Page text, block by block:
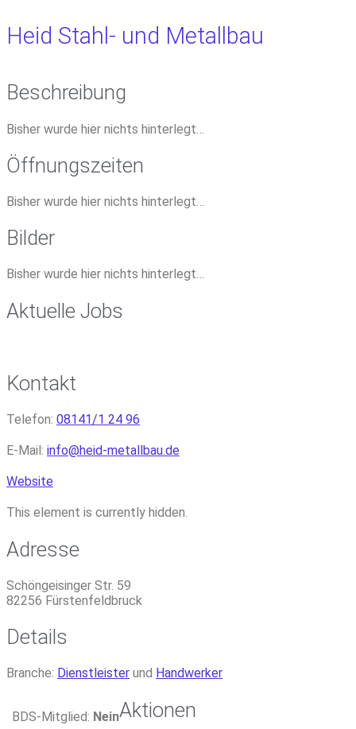
Heid Stahl- und Metallbau
Beschreibung
Bisher wurde hier nichts hinterlegt…
Öffnungszeiten
Bisher wurde hier nichts hinterlegt…
Bilder
Bisher wurde hier nichts hinterlegt…
Aktuelle Jobs
Kontakt
Telefon: 08141/1 24 96
E-Mail: info@heid-metallbau.de
Website
This element is currently hidden.
Adresse
Schöngeisinger Str. 59
82256 Fürstenfeldbruck
Details
Branche: Dienstleister und Handwerker
BDS-Mitglied: NeinAktionen